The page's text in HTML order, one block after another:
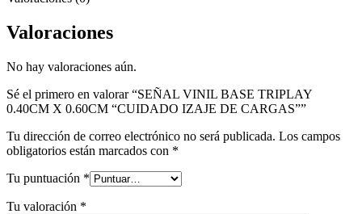
Valoraciones
No hay valoraciones aún.
Sé el primero en valorar “SEÑAL VINIL BASE TRIPLAY
0.40CM X 0.60CM “CUIDADO IZAJE DE CARGAS””
Tu dirección de correo electrónico no será publicada. Los campos
obligatorios están marcados con *
Tu puntuación *
Tu valoración *